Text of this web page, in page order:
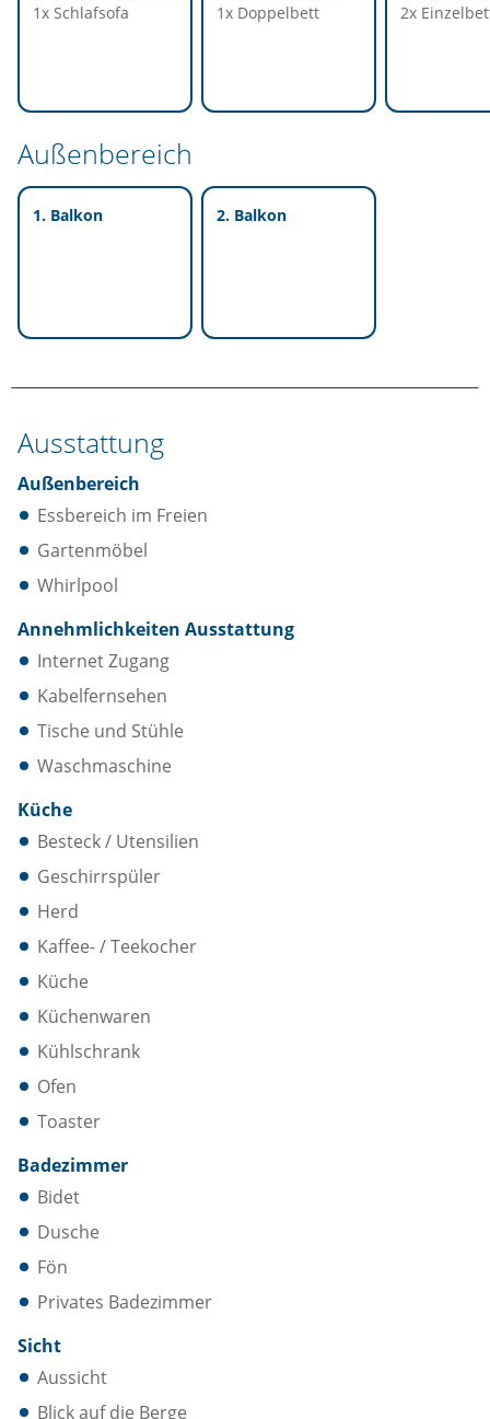
1x Schlafsofa
1x Doppelbett
2x
Außenbereich
1. Balkon 2. Balkon
Ausstattung
Außenbereich
Essbereich im Freien
Gartenmöbel
Whirlpool
Annehmlichkeiten Ausstattung
Internet Zugang
Kabelfernsehen
Tische und Stühle
Waschmaschine
Küche
Besteck / Utensilien
Geschirrspüler
Herd
Kaffee- / Teekocher
Küche
Küchenwaren
Kühlschrank
Ofen
Toaster
Badezimmer
Bidet
Dusche
Fön
Privates Badezimmer
Sicht
Aussicht
Blick auf die Berge